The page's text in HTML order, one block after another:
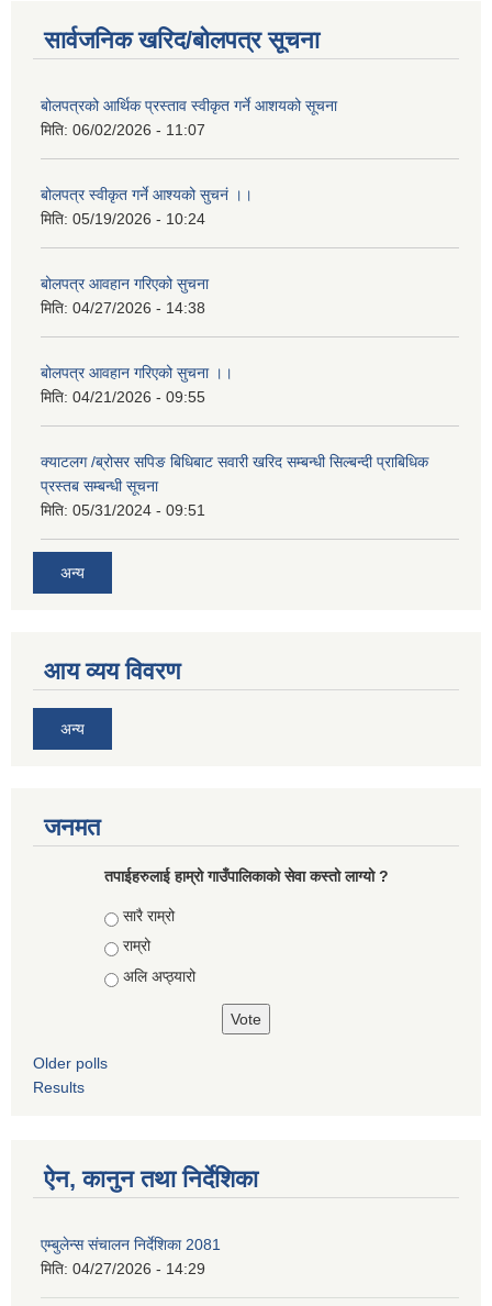
सार्वजनिक खरिद/बोलपत्र सूचना
बोलपत्रको आर्थिक प्रस्ताव स्वीकृत गर्ने आशयको सूचना
मिति: 06/02/2026 - 11:07
बोलपत्र स्वीकृत गर्ने आश्यको सुचनं ।।
मिति: 05/19/2026 - 10:24
बोलपत्र आवहान गरिएको सुचना
मिति: 04/27/2026 - 14:38
बोलपत्र आवहान गरिएको सुचना ।।
मिति: 04/21/2026 - 09:55
क्याटलग /ब्रोसर सपिङ बिधिबाट सवारी खरिद सम्बन्धी सिल्बन्दी प्राबिधिक
प्रस्तब सम्बन्धी सूचना
मिति: 05/31/2024 - 09:51
अन्य
आय व्यय विवरण
अन्य
जनमत
तपाईहरुलाई हाम्रो गाउँपालिकाको सेवा कस्तो लाग्यो ?
Choices
सारै राम्रो
राम्रो
अलि अप्ठ्यारो
Older polls
Results
ऐन, कानुन तथा निर्देशिका
एम्बुलेन्स संचालन निर्देशिका 2081
मिति: 04/27/2026 - 14:29